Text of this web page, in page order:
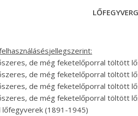
LŐ
ésjellegszerint:
de még feketelőporral töltött
de még feketelőporral töltött
de még feketelőporral töltött
de még feketelőporral töltött
lőfegyverek (1891-1945)